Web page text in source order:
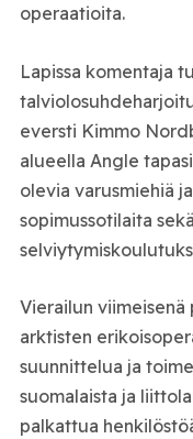
operaatioita.
Lapissa komentaja
eversti Kimmo
alueella Angle
olevia varusmiehiä
sopimussotilaita
Vierailun
arktisten
suunnittelua ja
suomalaista ja
palkattua